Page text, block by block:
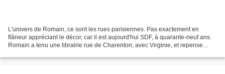
L'univers de Romain, ce sont les rues parisiennes. Pas exactement en
flâneur appréciant le décor, car il est aujourd'hui SDF, à quarante-neuf ans.
Romain a tenu une librairie rue de Charenton, avec Virginie, et repense